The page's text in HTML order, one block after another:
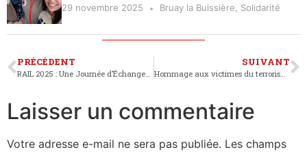
29 novembre 2025 Bruay la Buissière Solidarité
PRÉCÉDENT
RAIL 2025 : Une Journée d’Échanges et de Projets pour l’Avenir de la Croix-Rouge de Bruay-la-Buissière
SUIVANT
Hommage aux victimes du terrorisme : la Croix-Rouge de Bruay-Béthune présente à la cérémonie de Béthune
Laisser un commentaire
Votre adresse e-mail ne sera pas publiée. Les champs